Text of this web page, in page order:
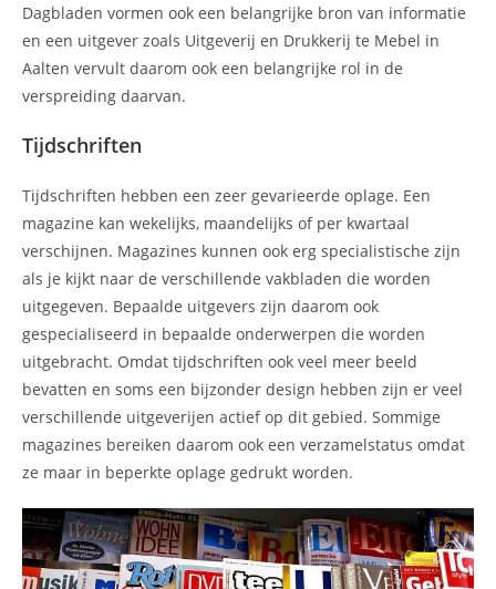
Dagbladen vormen ook een belangrijke bron van informatie
en een uitgever zoals Uitgeverij en Drukkerij te Mebel in
Aalten vervult daarom ook een belangrijke rol in de
verspreiding daarvan.
Tijdschriften
Tijdschriften hebben een zeer gevarieerde oplage. Een
magazine kan wekelijks, maandelijks of per kwartaal
verschijnen. Magazines kunnen ook erg specialistische zijn
als je kijkt naar de verschillende vakbladen die worden
uitgegeven. Bepaalde uitgevers zijn daarom ook
gespecialiseerd in bepaalde onderwerpen die worden
uitgebracht. Omdat tijdschriften ook veel meer beeld
bevatten en soms een bijzonder design hebben zijn er veel
verschillende uitgeverijen actief op dit gebied. Sommige
magazines bereiken daarom ook een verzamelstatus omdat
ze maar in beperkte oplage gedrukt worden.